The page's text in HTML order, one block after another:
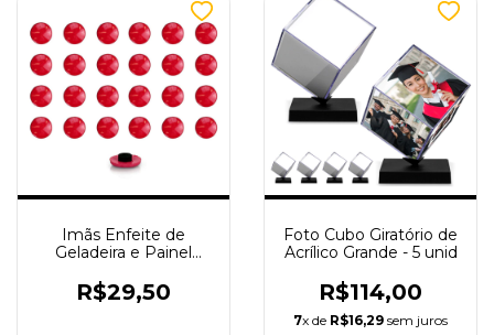
Imãs Enfeite de
Geladeira e Painel
Unidades
R$29,50
Foto Cubo Giratório de
Acrílico Grande - 5 unid
R$114,00
7x de R$16,29 sem juros